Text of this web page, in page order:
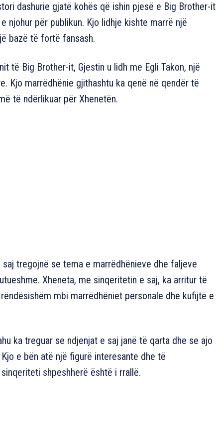
dashurie gjatë kohës që ishin pjesë e Big Brother-it
njohur për publikun. Kjo lidhje kishte marrë një
bazë të fortë fansash.
të Big Brother-it, Gjestin u lidh me Egli Takon, një
Kjo marrëdhënie gjithashtu ka qenë në qendër të
të ndërlikuar për Xhenetën.
tregojnë se tema e marrëdhënieve dhe faljeve
Xheneta, me sinqeritetin e saj, ka arritur të
mbi marrëdhëniet personale dhe kufijtë e
ka treguar se ndjenjat e saj janë të qarta dhe se ajo
e bën atë një figurë interesante dhe të
shpeshherë është i rrallë.